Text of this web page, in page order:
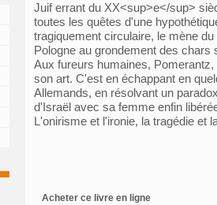
Juif errant du XX<sup>e</sup>
toutes les quêtes d'une
tragiquement circulaire, le mène
Pologne au grondement des
Aux fureurs humaines,
son art. C'est en échappant en
Allemands, en résolvant un
d'Israël avec sa femme enfin
L'onirisme et l'ironie, la tragédie et
Acheter ce livre en ligne